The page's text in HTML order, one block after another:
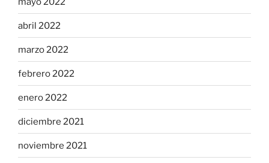
abril 2022
marzo 2022
febrero 2022
enero 2022
diciembre 2021
noviembre 2021